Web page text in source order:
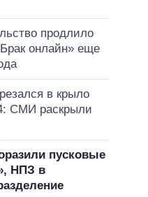
продлило
онлайн» еще
в крыло
СМИ раскрыли
пусковые
НПЗ в